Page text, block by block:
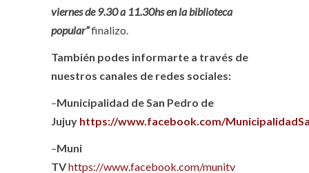
viernes de 9.30 a 11.30hs en la biblioteca
popular”finalizo.
También podes informarte a través de
nuestros canales de redes sociales:
–Municipalidad de San Pedro de
Jujuy https://www.facebook.com/
–Muni
TVhttps://www.facebook.com/munitv